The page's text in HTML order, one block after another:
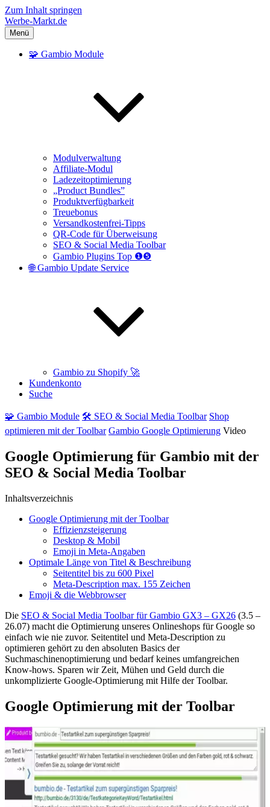
Zum Inhalt springen
Werbe-Markt.de
Menü
🧩 Gambio Module
Modulverwaltung
Affiliate-Modul
Ladezeitoptimierung
„Product Bundles”
Produktverfügbarkeit
Treuebonus
Versandkostenfrei-Tipps
QR-Code für Überweisung
SEO & Social Media Toolbar
Gambio Plugins Top ❶❺
🌐 Gambio Update Service
Gambio zu Shopify 🚀
Kundenkonto
Suche
🧩 Gambio Module 🛠️ SEO & Social Media Toolbar Shop
optimieren mit der Toolbar Gambio Google Optimierung Video
Google Optimierung für Gambio mit der
SEO & Social Media Toolbar
Inhaltsverzeichnis
Google Optimierung mit der Toolbar
Effizienzsteigerung
Desktop & Mobil
Emoji in Meta-Angaben
Optimale Länge von Titel & Beschreibung
Seitentitel bis zu 600 Pixel
Meta-Description max. 155 Zeichen
Emoji & die Webbrowser
Die SEO & Social Media Toolbar für Gambio GX3 – GX26 (3.5 –
26.07) macht die Optimierung unseres Onlineshops für Google so
einfach wie nie zuvor. Seitentitel und Meta-Description zu
optimieren gehört zu den absoluten Basics der
Suchmaschinenoptimierung und bedarf keines umfangreichen
Know-hows. Sparen wir Zeit, Mühen und Geld durch die
unkomplizierte Google-Optimierung mit Hilfe der Toolbar.
Google Optimierung mit der Toolbar